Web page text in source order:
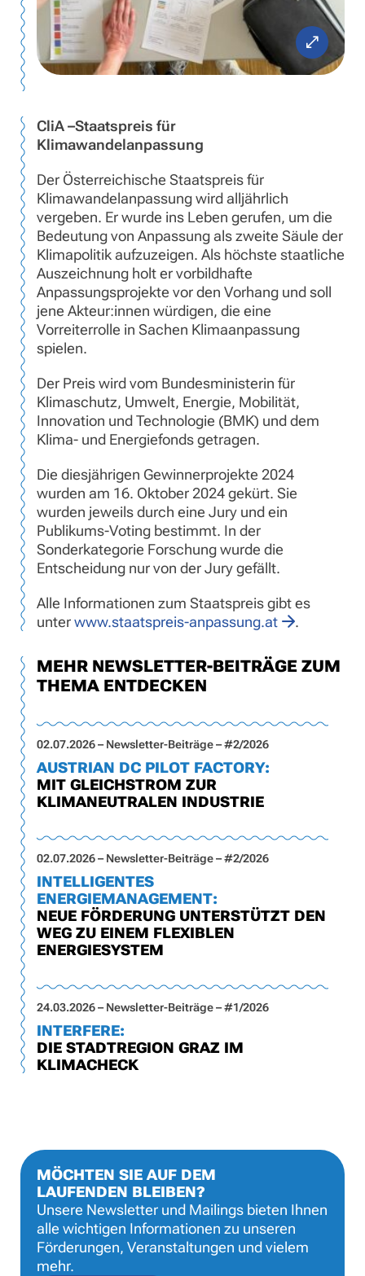
CliA –Staatspreis für
Klimawandelanpassung
Der Österreichische Staatspreis für
Klimawandelanpassung wird alljährlich
vergeben. Er wurde ins Leben gerufen, um die
Bedeutung von Anpassung als zweite Säule der
Klimapolitik aufzuzeigen. Als höchste staatliche
Auszeichnung holt er vorbildhafte
Anpassungsprojekte vor den Vorhang und soll
jene Akteur:innen würdigen, die eine
Vorreiterrolle in Sachen Klimaanpassung
spielen.
Der Preis wird vom Bundesministerin für
Klimaschutz, Umwelt, Energie, Mobilität,
Innovation und Technologie (BMK) und dem
Klima- und Energiefonds getragen.
Die diesjährigen Gewinnerprojekte 2024
wurden am 16. Oktober 2024 gekürt. Sie
wurden jeweils durch eine Jury und ein
Publikums-Voting bestimmt. In der
Sonderkategorie Forschung wurde die
Entscheidung nur von der Jury gefällt.
Alle Informationen zum Staatspreis gibt es
unterwww.staatspreis-anpassung.at .
MEHR NEWSLETTER-BEITRÄGE ZUM
THEMA ENTDECKEN
02.07.2026 – Newsletter-Beiträge – #2/2026
AUSTRIAN DC PILOT FACTORY:
MIT GLEICHSTROM ZUR
KLIMANEUTRALEN INDUSTRIE
02.07.2026 – Newsletter-Beiträge – #2/2026
INTELLIGENTES
ENERGIEMANAGEMENT:
NEUE FÖRDERUNG UNTERSTÜTZT DEN
WEG ZU EINEM FLEXIBLEN
ENERGIESYSTEM
24.03.2026 – Newsletter-Beiträge – #1/2026
INTERFERE:
DIE STADTREGION GRAZ IM
KLIMACHECK
MÖCHTEN SIE AUF DEM
LAUFENDEN BLEIBEN?
Unsere Newsletter und Mailings bieten Ihnen
alle wichtigen Informationen zu unseren
Förderungen, Veranstaltungen und vielem
mehr.